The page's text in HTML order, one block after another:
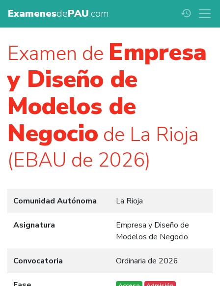
ExamenesdePAU.com history
Examen de Empresa
y Diseño de
Modelos de
Negocio de La Rioja
(EBAU de 2026)
Comunidad Autónoma La Rioja
Asignatura
Empresa y Diseño de
Modelos de Negocio
Convocatoria Ordinaria de 2026